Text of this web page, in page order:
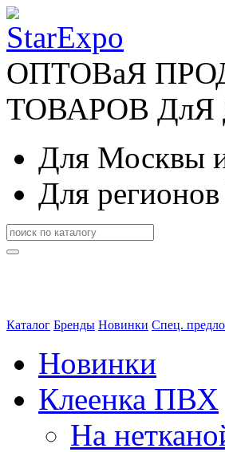
ОПТОВаЯ
ТОВАРОВ ДлЯ
Для Москвы
Для
Каталог Бренды Новинки Спец.
Новинки
Клеенка ПВХ
На